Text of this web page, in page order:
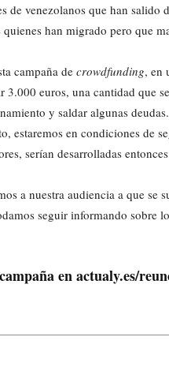
de venezolanos que han salido
han migrado pero que
campaña decrowdfunding, en
3.000 euros, una cantidad que
y saldar algunas
estaremos en condiciones de
serían desarrolladas
a nuestra audiencia a que se
seguir informando sobre
enactualy.es/